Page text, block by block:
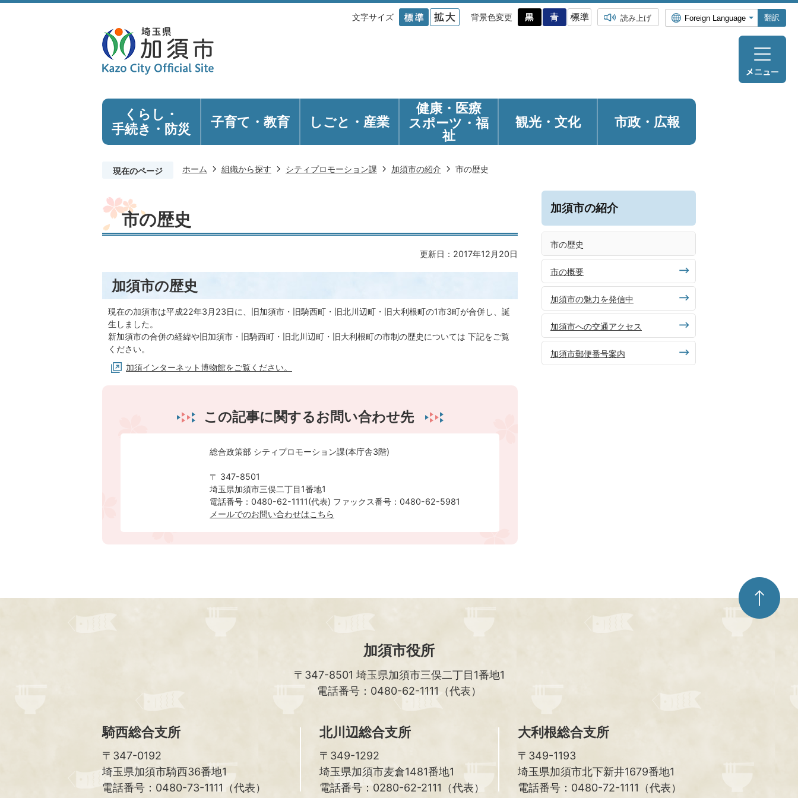
文字サイズ 背景色変更 読み上げ 翻訳
くらし・
手続き ・防災 子育て・教育 しごと・産業
健康・医療
スポーツ・福
祉
観光・ 文化 市政・広報
現在のページ ホーム 組織から探す シティプロモーション課 加須市の紹介 市の歴史
市の歴史
更新日：2017年12月20日
加須市の歴史
現在の加須市は平成22年3月23日に、旧加須市・旧騎西町・旧北川辺町・旧大利根町の1市3町が合併し、誕
生しました。
新加須市の合併の経緯や旧加須市・旧騎西町・旧北川辺町・旧大利根町の市制の歴史については 下記をご覧
ください。
加須インターネット博物館をご覧ください。
この記事に関するお問い合わせ先
総合政策部 シティプロモーション課(本庁舎3階)
〒 347-8501
埼玉県加須市三俣二丁目1番地1
電話番号：0480-62-1111(代表) ファックス番号：0480-62-5981
メールでのお問い合わせはこちら
加須市の紹介
市の歴史
市の概要
加須市の魅力を発信中
加須市への交通アクセス
加須市郵便番号案内
ペ
ー
ジ
加須市役所
〒347-8501 埼玉県加須市三俣二丁目1番地1
電話番号：0480-62-1111（代表）
騎西総合支所
〒347-0192
埼玉県加須市騎西36番地1
電話番号：0480-73-1111（代表）
北川辺総合支所
〒349-1292
埼玉県加須市麦倉1481番地1
電話番号：0280-62-2111（代表）
大利根総合支所
〒349-1193
埼玉県加須市北下新井1679番地1
電話番号：0480-72-1111（代表）